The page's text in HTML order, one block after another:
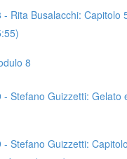
- Rita Busalacchi: Capitolo
8
- Stefano Guizzetti: Gelato
- Stefano Guizzetti: